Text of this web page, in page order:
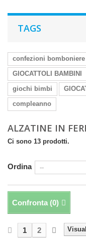
TAGS
confezioni bomboniere
GIOCATTOLI BAMBINI
giochi bimbi
compleanno
ALZATINE IN
Ci sono 13 prodotti.
Ordina
Confronta (0)
1 2